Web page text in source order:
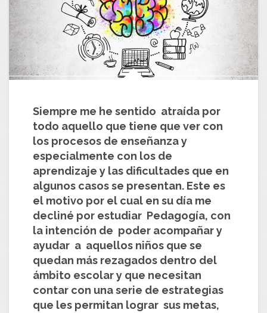
Siempre me he sentido atraída por
todo aquello que tiene que ver con
los procesos de enseñanza y
especialmente con los de
aprendizaje y las dificultades que en
algunos casos se presentan. Este es
el motivo por el cual en su día me
decliné por estudiar Pedagogía, con
la intención de poder acompañar y
ayudar a aquellos niños que se
quedan más rezagados dentro del
ámbito escolar y que necesitan
contar con una serie de estrategias
que les permitan lograr sus metas,